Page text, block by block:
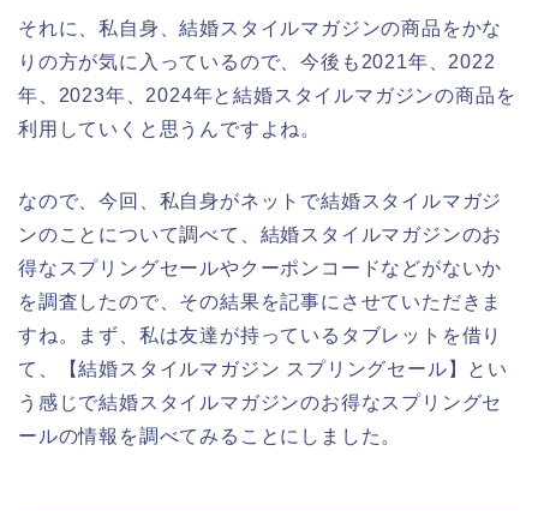
それに、私自身、結婚スタイルマガジンの商品をかな
りの方が気に入っているので、今後も2021年、2022
年、2023年、2024年と結婚スタイルマガジンの商品を
利用していくと思うんですよね。
なので、今回、私自身がネットで結婚スタイルマガジ
ンのことについて調べて、結婚スタイルマガジンのお
得なスプリングセールやクーポンコードなどがないか
を調査したので、その結果を記事にさせていただきま
すね。まず、私は友達が持っているタブレットを借り
て、【結婚スタイルマガジン スプリングセール】とい
う感じで結婚スタイルマガジンのお得なスプリングセ
ールの情報を調べてみることにしました。